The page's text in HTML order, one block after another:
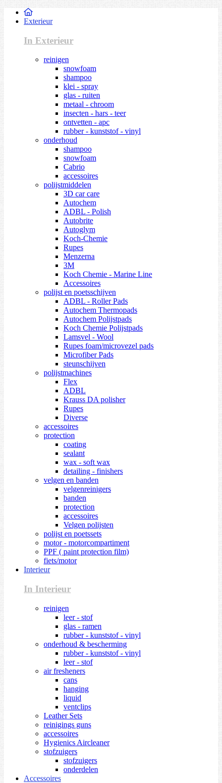
Exterieur
In Exterieur
reinigen
snowfoam
shampoo
klei - spray
glas - ruiten
metaal - chroom
insecten - hars - teer
ontvetten - apc
rubber - kunststof - vinyl
onderhoud
shampoo
snowfoam
Cabrio
accessoires
polijstmiddelen
3D car care
Autochem
ADBL - Polish
Autobrite
Autoglym
Koch-Chemie
Rupes
Menzerna
3M
Koch Chemie - Marine Line
Accessoires
polijst en poetsschijven
ADBL - Roller Pads
Autochem Thermopads
Autochem Polijstpads
Koch Chemie Polijstpads
Lamsvel - Wool
Rupes foam/microvezel pads
Microfiber Pads
steunschijven
polijstmachines
Flex
ADBL
Krauss DA polisher
Rupes
Diverse
accessoires
protection
coating
sealant
wax - soft wax
detailing - finishers
velgen en banden
velgenreinigers
banden
protection
accessoires
Velgen polijsten
polijst en poetssets
motor - motorcompartiment
PPF ( paint protection film)
fiets/motor
Interieur
In Interieur
reinigen
leer - stof
glas - ramen
rubber - kunststof - vinyl
onderhoud & bescherming
rubber - kunststof - vinyl
leer - stof
air fresheners
cans
hanging
liquid
ventclips
Leather Sets
reinigings guns
accessoires
Hygienics Aircleaner
stofzuigers
stofzuigers
onderdelen
Accessoires